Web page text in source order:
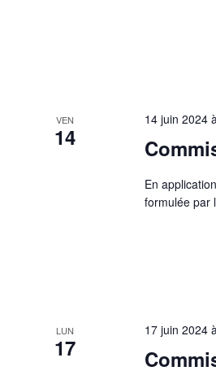
VEN
14
14 juin 2024
En
formulée par
LUN
17
17 juin 2024